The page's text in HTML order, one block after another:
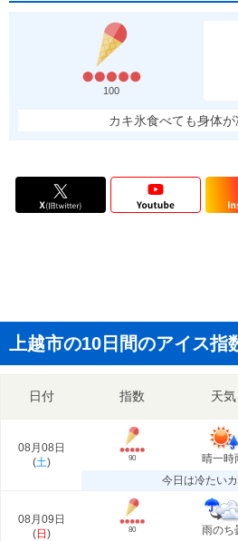
100
カキ氷食べても身体が
上越市の10日間のアイス指
日付 指数 天気
08月08日
(土) 90 晴一時
今日は冷たい
08月09日
(日 ) 80 雨のち